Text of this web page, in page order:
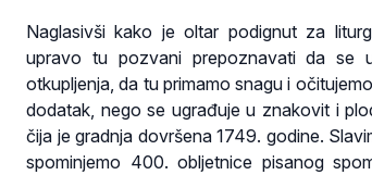
Naglasivši kako je oltar podignut za
upravo tu pozvani prepoznavati da se
otkupljenja, da tu primamo snagu i
dodatak, nego se ugrađuje u znakovit i
čija je gradnja dovršena 1749. godine.
spominjemo 400. obljetnice pisanog